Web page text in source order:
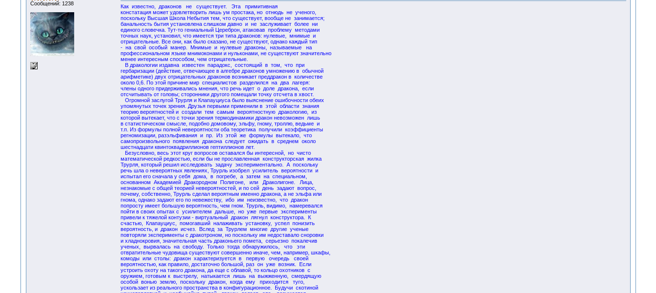
Сообщений: 1238
Как известно, драконов не существует. Эта примитивная
констатация может удовлетворить лишь ум простака, но отнюдь не ученого,
поскольку Высшая Школа Небытия тем, что существует, вообще не занимается;
банальность бытия установлена слишком давно и не заслуживает более ни
единого словечка. Тут-то гениальный Цереброн, атаковав проблему методами
точных наук, установил, что имеется три типа драконов: нулевые, мнимые и
отрицательные. Все они, как было сказано, не существуют, однако каждый тип
- на свой особый манер. Мнимые и нулевые драконы, называемые на
профессиональном языке мнимоконами и нульконами, не существуют значительно
менее интересным способом, чем отрицательные.
В дракологии издавна известен парадокс, состоящий в том, что при
гербаризации (действие, отвечающее в алгебре драконов умножению в обычной
арифметике) двух отрицательных драконов возникает преддракон в количестве
около 0,6. По этой причине мир специалистов разделился на два лагеря:
члены одного придерживались мнения, что речь идет о доле дракона, если
отсчитывать от головы; сторонники другого помещали точку отсчета в хвост.
Огромной заслугой Трурля и Клапауциуса было выяснение ошибочности обеих
упомянутых точек зрения. Друзья первыми применили в этой области знания
теорию вероятностей и создали тем самым вероятностную дракологию, из
которой вытекает, что с точки зрения термодинамики дракон невозможен лишь
в статистическом смысле, подобно домовому, эльфу, гному, троллю, ведьме и
т.п. Из формулы полной невероятности оба теоретика получили коэффициенты
регномизации, разэльфивания и пр. Из этой же формулы вытекало, что
самопроизвольного появления дракона следует ожидать в среднем около
шестнадцати квинтоквадриллионов гептиллионов лет.
Безусловно, весь этот круг вопросов оставался бы интересной, но чисто
математической редкостью, если бы не прославленная конструкторская жилка
Трурля, который решил исследовать задачу экспериментально. А поскольку
речь шла о невероятных явлениях, Трурль изобрел усилитель вероятности и
испытал его сначала у себя дома, в погребе, а затем на специальном,
основанном Академией Дракородном Полигоне, или Драколигоне. Лица,
незнакомые с общей теорией невероятностей, и по сей день задают вопрос,
почему, собственно, Трурль сделал вероятным именно дракона, а не эльфа или
гнома, однако задают его по невежеству, ибо им неизвестно, что дракон
попросту имеет большую вероятность, чем гном. Трурль, видимо, намеревался
пойти в своих опытах с усилителем дальше, но уже первые эксперименты
привели к тяжелой контузии - виртуальный дракон лягнул конструктора. К
счастью, Клапауциус, помогавший налаживать установку, успел понизить
вероятность, и дракон исчез. Вслед за Трурлем многие другие ученые
повторяли эксперименты с дракотроном, но поскольку им недоставало сноровки
и хладнокровия, значительная часть драконьего помета, серьезно покалечив
ученых, вырвалась на свободу. Только тогда обнаружилось, что эти
отвратительные чудовища существуют совершенно иначе, чем, например, шкафы,
комоды или столы: дракон характеризуется в первую очередь своей
вероятностью, как правило, достаточно большой, раз он уже возник. Если
устроить охоту на такого дракона, да еще с облавой, то кольцо охотников с
оружием, готовым к выстрелу, натыкается лишь на выжженную, смердящую
особой вонью землю, поскольку дракон, когда ему приходится туго,
ускользает из реального пространства в конфигурационное. Будучи скотиной